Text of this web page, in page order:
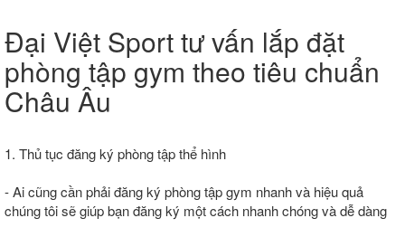
Đại Việt Sport tư vấn lắp đặt
phòng tập gym theo tiêu chuẩn
Châu Âu
1. Thủ tục đăng ký phòng tập thể hình
- Ai cũng cần phải đăng ký phòng tập gym nhanh và hiệu quả
chúng tôi sẽ giúp bạn đăng ký một cách nhanh chóng và dễ dàng